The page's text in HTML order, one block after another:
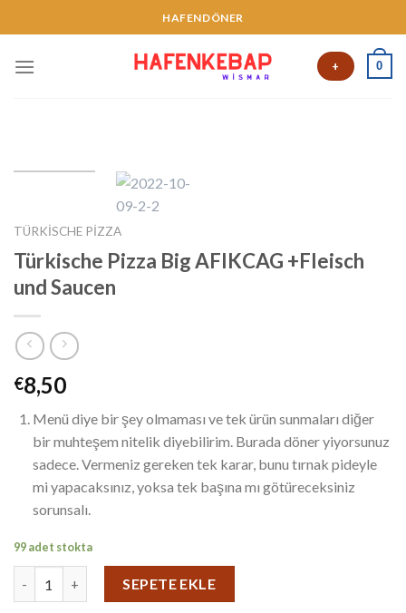
HAFENDÖNER
+ 0
TÜRKISCHE PIZZA
Türkische Pizza Big AFIKCAG +Fleisch
und Saucen
€8,50
Menü diye bir şey olmaması ve tek ürün sunmaları diğer
bir muhteşem nitelik diyebilirim. Burada döner yiyorsunuz
sadece. Vermeniz gereken tek karar, bunu tırnak pideyle
mi yapacaksınız, yoksa tek başına mı götüreceksiniz
sorunsalı.
99 adet stokta
SEPETE EKLE